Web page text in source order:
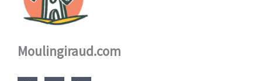
Moulingiraud.com